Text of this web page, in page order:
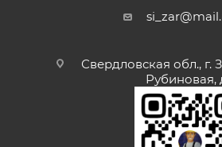
Свердловская обл., г.
Рубиновая,